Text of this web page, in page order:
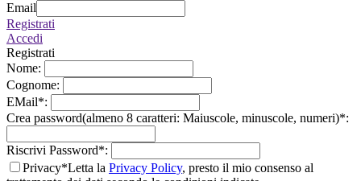
Email
Registrati
Accedi
Registrati
Nome:
Cognome:
EMail*:
Crea password(almeno 8 caratteri: Maiuscole, minuscole, numeri)*:
Riscrivi Password*:
Privacy*Letta la Privacy Policy, presto il mio consenso al